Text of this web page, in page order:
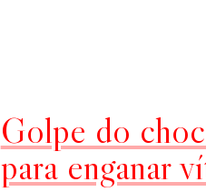
Golpe do
para enganar